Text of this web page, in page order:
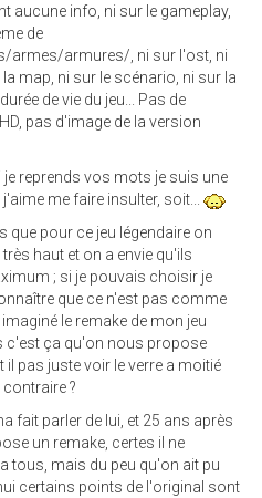
aucune info, ni sur le gameplay,
de
armes/armures/, ni sur l'ost, ni
la map, ni sur le scénario, ni sur la
de vie du jeu... Pas de
pas d'image de la version
je reprends vos mots je suis une
me faire insulter, soit...
que pour ce jeu légendaire on
haut et on a envie qu'ils
; si je pouvais choisir je
que ce n'est pas comme
le remake de mon jeu
c'est ça qu'on nous propose
il pas juste voir le verre a moitié
contraire ?
fait parler de lui, et 25 ans après
un remake, certes il ne
tous, mais du peu qu'on ait pu
certains points de l'original sont